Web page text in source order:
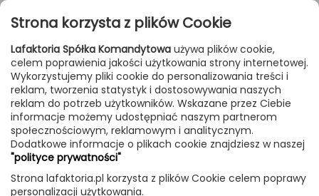
Przejdź do treści
FILTROWANIE & SORTOWANIE
Lampy Producenci Marset Produkt
Djembe 42.21 wisząca (Biała) -
Marset
Strona korzysta z plików Cookie
Lafaktoria Spółka Komandytowa używa plików cookie,
celem poprawienia jakości użytkowania strony internetowej.
Wykorzystujemy pliki cookie do personalizowania treści i
reklam, tworzenia statystyk i dostosowywania naszych
reklam do potrzeb użytkowników. Wskazane przez Ciebie
informacje możemy udostępniać naszym partnerom
społecznościowym, reklamowym i analitycznym.
Dodatkowe informacje o plikach cookie znajdziesz w naszej
"polityce prywatności"
Strona lafaktoria.pl korzysta z plików Cookie celem poprawy
personalizacji użytkowania.